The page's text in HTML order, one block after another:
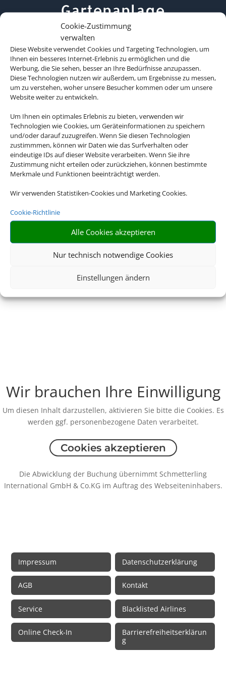
Cookie-Zustimmung
verwalten
Diese Website verwendet Cookies und Targeting Technologien, um
Ihnen ein besseres Internet-Erlebnis zu ermöglichen und die
Werbung, die Sie sehen, besser an Ihre Bedürfnisse anzupassen.
Diese Technologien nutzen wir außerdem, um Ergebnisse zu messen,
um zu verstehen, woher unsere Besucher kommen oder um unsere
Website weiter zu entwickeln.
Um Ihnen ein optimales Erlebnis zu bieten, verwenden wir
Technologien wie Cookies, um Geräteinformationen zu speichern
und/oder darauf zuzugreifen. Wenn Sie diesen Technologien
zustimmmen, können wir Daten wie das Surfverhalten oder
eindeutige IDs auf dieser Website verarbeiten. Wenn Sie ihre
Zustimmung nicht erteilen oder zurückziehen, können bestimmte
Merkmale und Funktionen beeinträchtigt werden.
Wir verwenden Statistiken-Cookies und Marketing Cookies.
Cookie-Richtlinie
Alle Cookies akzeptieren
Nur technisch notwendige Cookies
Einstellungen ändern
Gartenanlage
und die direkte
Strandlage
oberhalb des
türkisblauen
Ozeans
garantieren
einen
unvergesslichen
Wir brauchen Ihre Einwilligung
Um diesen Inhalt darzustellen, aktivieren Sie bitte die Cookies. Es
werden ggf. personenbezogene Daten verarbeitet.
Cookies akzeptieren
Die Abwicklung der Buchung übernimmt Schmetterling
International GmbH & Co.KG im Auftrag des Webseiteninhabers.
Impressum Datenschutzerklärung
AGB Kontakt
Service Blacklisted Airlines
Online Check-In
Barrierefreiheitserklärun
g